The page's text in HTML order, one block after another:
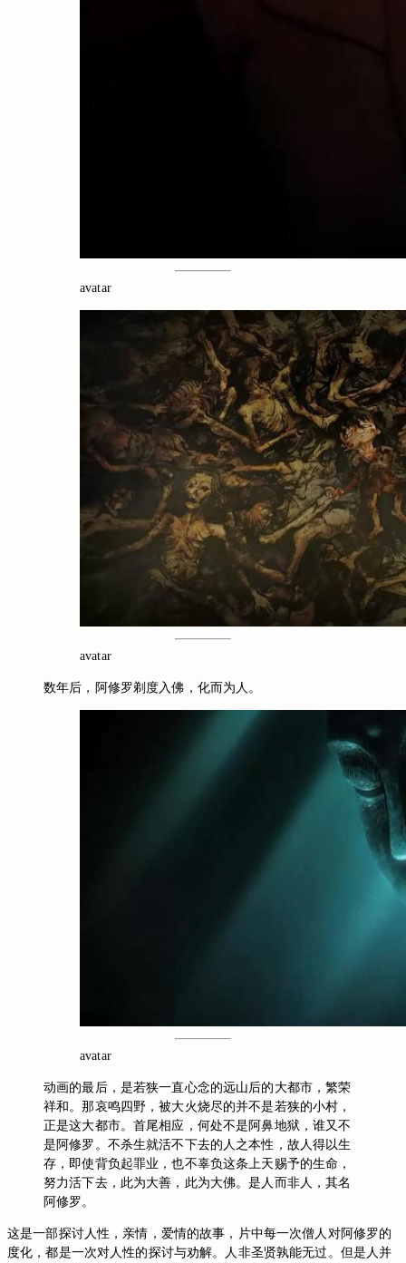
avatar
avatar
数年后，阿修罗剃度入佛，化而为人。
avatar
动画的最后，是若狭一直心念的远山后的大都市，繁荣
祥和。那哀鸣四野，被大火烧尽的并不是若狭的小村，
正是这大都市。首尾相应，何处不是阿鼻地狱，谁又不
是阿修罗。不杀生就活不下去的人之本性，故人得以生
存，即使背负起罪业，也不辜负这条上天赐予的生命，
努力活下去，此为大善，此为大佛。是人而非人，其名
阿修罗 。
这是一部探讨人性，亲情，爱情的故事，片中每一次僧人对阿修罗的
度化，都是一次对人性的探讨与劝解。人非圣贤孰能无过。但是人并